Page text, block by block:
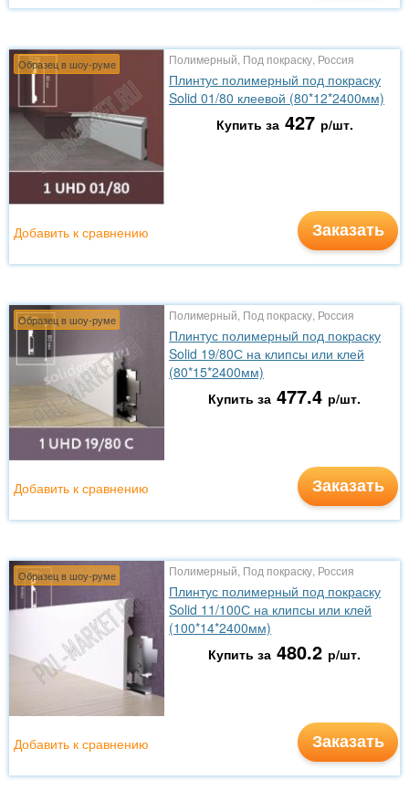
Образец в шоу-руме Полимерный, Под покраску, Россия
Плинтус полимерный под покраску
Solid 01/80 клеевой (80*12*2400мм)
Купить за 427 р/шт.
Заказать
Добавить к сравнению
Образец в шоу-руме Полимерный, Под покраску, Россия
Плинтус полимерный под покраску
Solid 19/80С на клипсы или клей
(80*15*2400мм)
Купить за 477.4 р/шт.
Заказать
Добавить к сравнению
Образец в шоу-руме Полимерный, Под покраску, Россия
Плинтус полимерный под покраску
Solid 11/100С на клипсы или клей
(100*14*2400мм)
Купить за 480.2 р/шт.
Заказать
Добавить к сравнению